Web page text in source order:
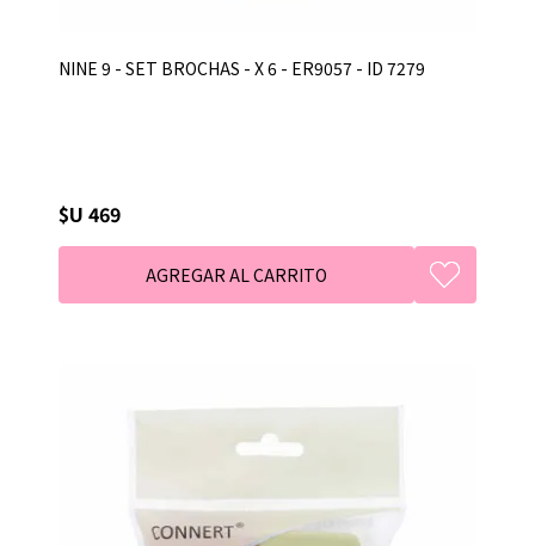
NINE 9 - SET BROCHAS - X 6 - ER9057 - ID 7279
$U 469